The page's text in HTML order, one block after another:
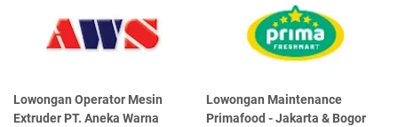
Lowongan Operator Mesin
Extruder PT. Aneka Warna
Lowongan Maintenance
Primafood - Jakarta & Bogor